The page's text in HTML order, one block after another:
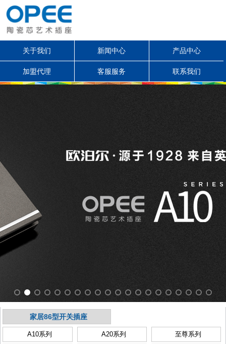
关于我们 新闻中心 产品中心
加盟代理 客服服务 联系我们
家居86型开关插座
A10系列 A20系列 至尊系列